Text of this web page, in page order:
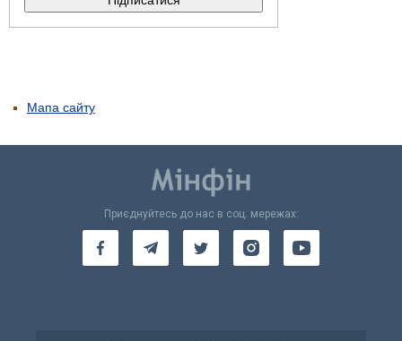
Мапа сайту
Приєднуйтесь до нас в соц. мережах: